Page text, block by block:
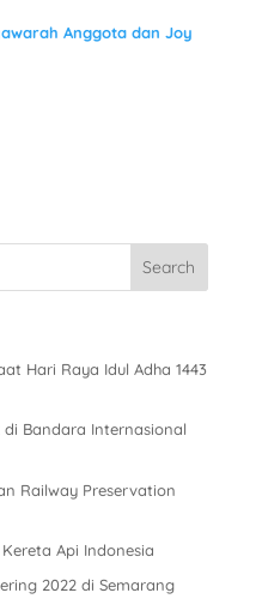
Anggota dan Joy
Hari Raya Idul Adha 1443
Bandara Internasional
Railway Preservation
Api Indonesia
2022 di Semarang